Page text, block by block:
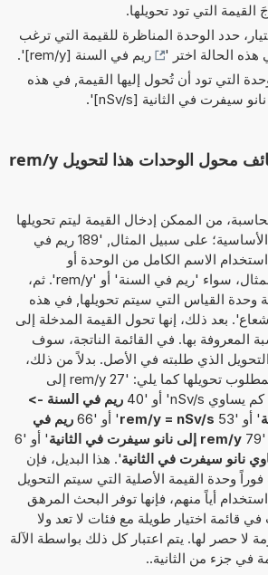
القيمة التي تود تحويلها.
حدد الوحدة المناظرة للقيمة التي ترغب
هذه الحالة اختر '
ريم في السنة [rem/y]
'.
التي تود أن تُحول إليها القيمة, في هذه
نانو سيفرت في الثانية [nSv/s] '.
استخدم كامل وظائف محول الوحدات هذا لتحويل rem/y
من الممكن إدخال القيمة ليتم تحويلها
معاً مع وحدة القياس الأساسية؛ على سبيل المثال, '189 ريم في
الاسم الكامل من الوحدة أو
الاختصارعلى سبيل المثال، سواء 'ريم في السنة' أو 'rem/y'. ثم،
وحدة القياس التي سيتم تحويلها, في هذه
بعد ذلك، إنها تحول القيمة المدخلة إلى
المعروفة بها. في القائمة الناتجة، سوف
الذي طلبته في الأصل. بدلاً من ذلك،
يمكن إدخال القيمة المطلوب تحويلها كما يلي: '27 rem/y إلى
ريم في السنة ->
' أو '53 rem/y = nSv/s' أو '66
ريم في
rem/y إلى نانو سيفرت في الثانية
' أو '6
نانو سيفرت في الثانية'. هذا البديل، فإن
وحدة القيمة الأصلية التي سيتم التحويل
أياً منهم، فإنها توفر البحث المرهق
قائمة اختيار طويلة مع فئات لا تعد ولا
حصر لها. يتم اعتبار كل ذلك بواسطة الآلة
في جزء من الثانية..